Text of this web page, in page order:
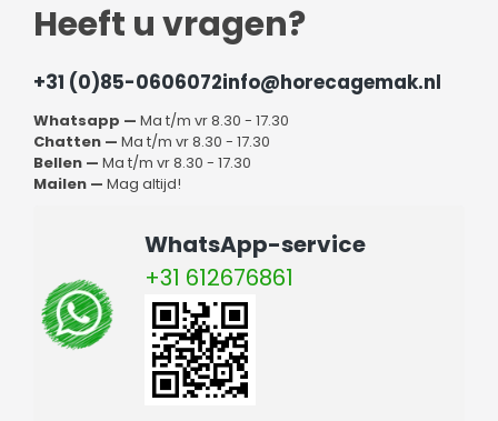
Heeft u vragen?
+31 (0)85-0606072info@horecagemak.nl
Whatsapp — Ma t/m vr 8.30 - 17.30
Chatten — Ma t/m vr 8.30 - 17.30
Bellen — Ma t/m vr 8.30 - 17.30
Mailen — Mag altijd!
WhatsApp-service
+31 612676861